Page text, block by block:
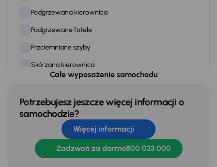
Podgrzewana kierownica
Podgrzewane fotele
Przciemniane szyby
Skórzana kierownica
Stop Start systém
Tempomat
WSP. KIEROWNICY
Zamek centralny
Całe wyposażenie samochodu
Potrzebujesz jeszcze więcej informacji o
samochodzie?
Więcej informacji
Zadzwoń za darmo800 033 000